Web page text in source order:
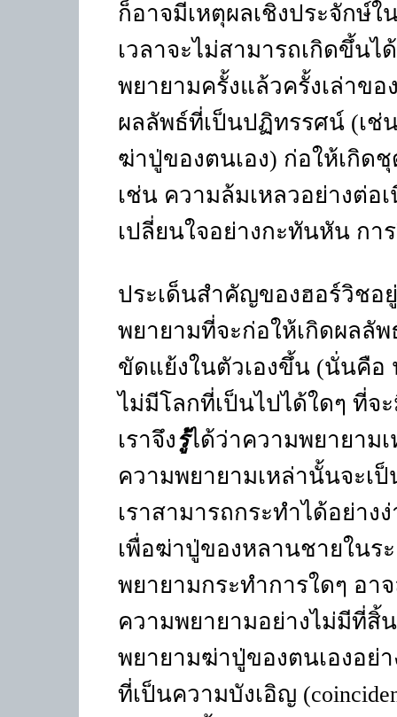
ก็อาจมีเหตุผลเชิงประจักษ์
เวลาจะไม่สามารถเกิดขึ้น
พยายามครั้งแล้วครั้งเล่าขอ
ผลลัพธ์ที่เป็นปฏิทรรศน์ (เ
ฆ่าปู่ของตนเอง) ก่อให้เกิด
เช่น ความล้มเหลวอย่างต่อ
เปลี่ยนใจอย่างกะทันหัน กา
ประเด็นสำคัญของฮอร์วิชอ
พยายามที่จะก่อให้เกิดผลลั
ขัดแย้งในตัวเองขึ้น (นั่นคือ
ไม่มีโลกที่เป็นไปได้ใดๆ ที่จ
เราจึงรู้ได้ว่าความพยายาม
ความพยายามเหล่านั้นจะเ
เราสามารถกระทำได้อย่าง
เพื่อฆ่าปู่ของหลานชายในร
พยายามกระทำการใดๆ อา
ความพยายามอย่างไม่มีที่สิ้
พยายามฆ่าปู่ของตนเองอย่
ที่เป็นความบังเอิญ